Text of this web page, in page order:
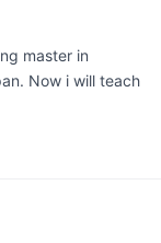
master in
Now i will teach